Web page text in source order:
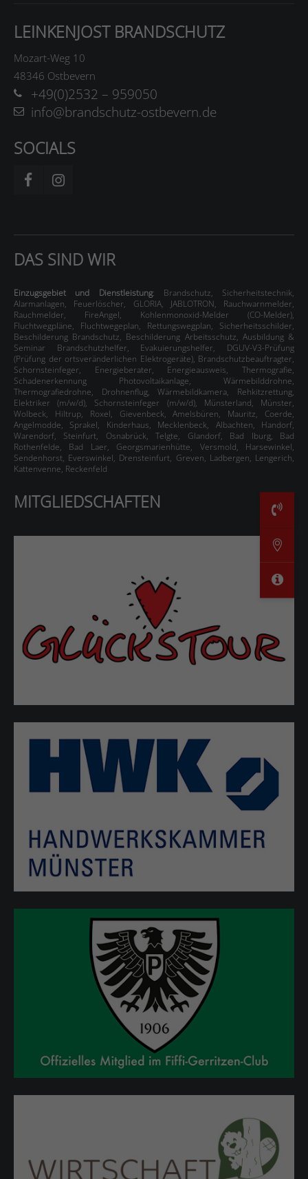
LEINKENJOST BRANDSCHUTZ
Mozart-Weg 10
48346 Ostbevern
+49(0)2532 – 959050
info@brandschutz-ostbevern.de
SOCIALS
DAS SIND WIR
Einzugsgebiet und Dienstleistung: Brandschutz Sicherheitstechnik
Alarmanlagen
Feuerlöscher GLORIA, JABLOTRON Rauchwarnmelder
Rauchmelder
FireAngel Kohlenmonoxid-Melder (CO-Melder)
Fluchtwegpläne
Fluchtwegeplan Rettungswegplan Sicherheitsschilder
Beschilderung Brandschutz Beschilderung Arbeitsschutz
Ausbildung &
Seminar Brandschutzhelfer
Evakuierungshelfer, DGUV-V3-Prüfung
(Prüfung der ortsveränderlichen Elektrogeräte), Brandschutzbeauftragter
Schornsteinfeger
Energieberater Energieausweis ,Thermografie
Schadenerkennung
Photovoltaikanlage Wärmebilddrohne
Thermografiedrohne
Drohnenflug,Wärmebildkamera Rehkitzrettung
Elektriker (m/w/d), Schornsteinfeger (m/w/d), Münsterland
Münster,
Wolbeck, Hiltrup, Roxel, Gievenbeck, Amelsbüren, Mauritz, Coerde,
Angelmodde, Sprakel, Kinderhaus, Mecklenbeck, Albachten, Handorf,
Warendorf, Steinfurt, Osnabrück, Telgte, Glandorf, Bad Iburg, Bad
Rothenfelde, Bad Laer, Georgsmarienhütte, Versmold, Harsewinkel,
Sendenhorst, Everswinkel, Drensteinfurt, Greven, Ladbergen, Lengerich,
Kattenvenne, Reckenfeld
MITGLIEDSCHAFTEN